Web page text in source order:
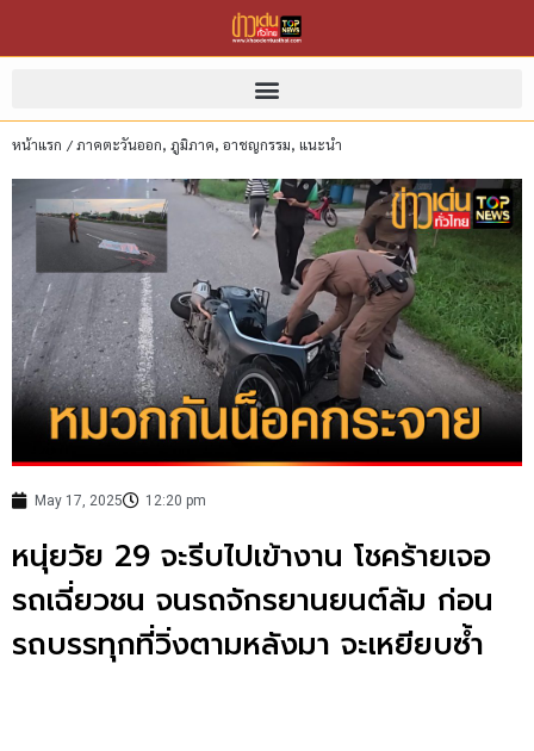
หน้าแรก /ภาคตะวันออก, ภูมิภาค, อาชญกรรม, แนะนำ
May 17, 2025 12:20 pm
หนุ่ยวัย 29 จะรีบไปเข้างาน โชคร้ายเจอ
รถเฉี่ยวชน จนรถจักรยานยนต์ล้ม ก่อน
รถบรรทุกที่วิ่งตามหลังมา จะเหยียบซ้ำ